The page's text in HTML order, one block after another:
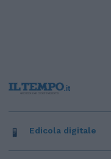
Edicola digitale